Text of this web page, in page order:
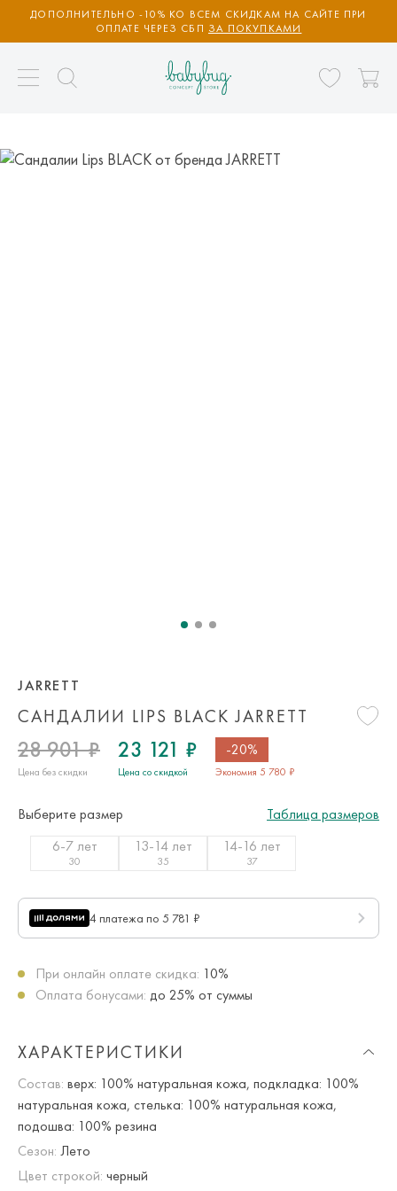
ДОПОЛНИТЕЛЬНО -10% КО ВСЕМ СКИДКАМ НА САЙТЕ ПРИ
ОПЛАТЕ ЧЕРЕЗ СБП ЗА ПОКУПКАМИ
САНДАЛИИ LIPS BLACK JARRETT
JARRETT
28 901 ₽
Цена без скидки
23 121 ₽
Цена со скидкой
-20%
Экономия 5 780 ₽
Выберите размер
Таблица размеров
6-7 лет
30
13-14 лет
35
14-16 лет
37
4 платежа по 5 781 ₽
При онлайн оплате скидка: 10%
Оплата бонусами: до 25% от суммы
ХАРАКТЕРИСТИКИ
Состав: верх: 100% натуральная кожа, подкладка: 100%
натуральная кожа, стелька: 100% натуральная кожа,
подошва: 100% резина
Сезон: Лето
Цвет строкой: черный